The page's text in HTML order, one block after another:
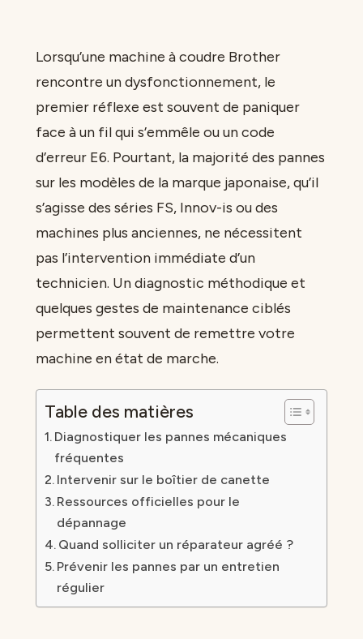
Lorsqu’une machine à coudre Brother
rencontre un dysfonctionnement, le
premier réflexe est souvent de paniquer
face à un fil qui s’emmêle ou un code
d’erreur E6. Pourtant, la majorité des pannes
sur les modèles de la marque japonaise, qu’il
s’agisse des séries FS, Innov-is ou des
machines plus anciennes, ne nécessitent
pas l’intervention immédiate d’un
technicien. Un diagnostic méthodique et
quelques gestes de maintenance ciblés
permettent souvent de remettre votre
machine en état de marche.
Table des matières
Diagnostiquer les pannes mécaniques
fréquentes
Intervenir sur le boîtier de canette
Ressources officielles pour le
dépannage
Quand solliciter un réparateur agréé ?
Prévenir les pannes par un entretien
régulier